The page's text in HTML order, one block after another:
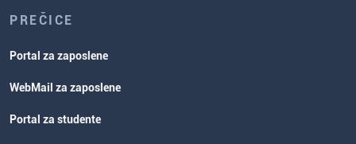
PREČICE
Portal za zaposlene
WebMail za zaposlene
Portal za studente